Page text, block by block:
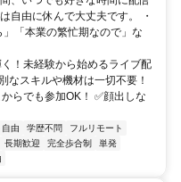
自由に休んで大丈夫です。 ・
」「本業の繁忙期なので」な
！未経験から始めるライブ配
なスキルや機材は一切不要！
らでも参加OK！ ✅顔出しな
自由 学歴不問
フルリモート
長期歓迎 完全歩合制
単発